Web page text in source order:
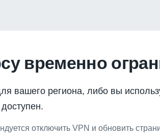
временно
вашего региона, либо вы
отключить VPN и обновить